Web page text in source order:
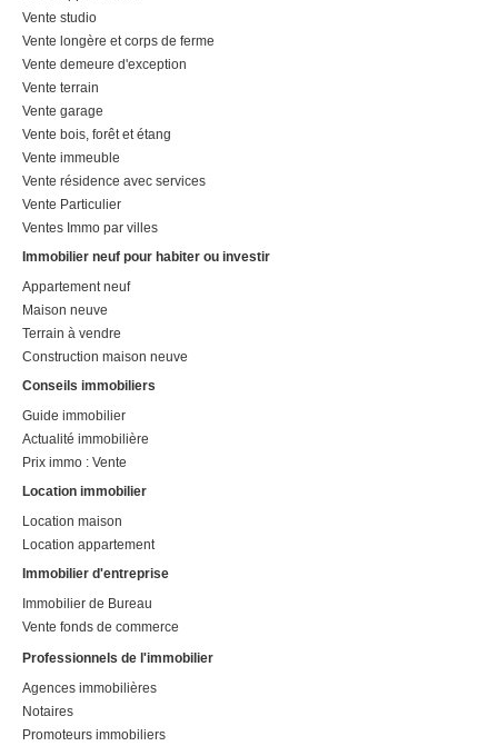
Vente studio
Vente longère et corps de ferme
Vente demeure d'exception
Vente terrain
Vente garage
Vente bois, forêt et étang
Vente immeuble
Vente résidence avec services
Vente Particulier
Ventes Immo par villes
Immobilier neuf pour habiter ou investir
Appartement neuf
Maison neuve
Terrain à vendre
Construction maison neuve
Conseils immobiliers
Guide immobilier
Actualité immobilière
Prix immo : Vente
Location immobilier
Location maison
Location appartement
Immobilier d'entreprise
Immobilier de Bureau
Vente fonds de commerce
Professionnels de l'immobilier
Agences immobilières
Notaires
Promoteurs immobiliers